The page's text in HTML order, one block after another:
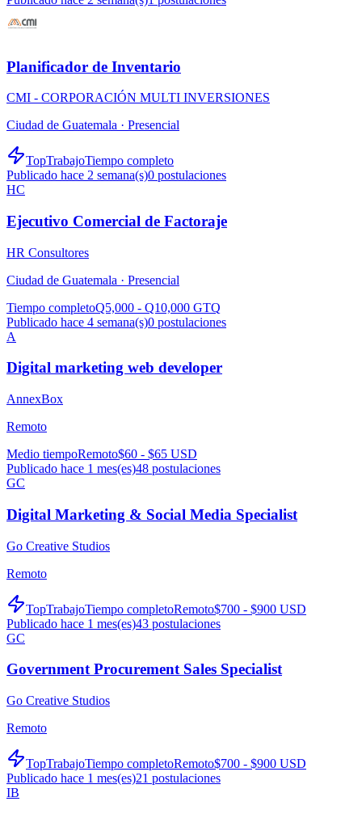
Planificador de Inventario
CMI - CORPORACIÓN MULTI INVERSIONES
Ciudad de Guatemala · Presencial
TopTrabajoTiempo completo
Publicado hace 2 semana(s)0 postulaciones
HC
Ejecutivo Comercial de Factoraje
HR Consultores
Ciudad de Guatemala · Presencial
Tiempo completoQ5,000 - Q10,000 GTQ
Publicado hace 4 semana(s)0 postulaciones
A
Digital marketing web developer
AnnexBox
Remoto
Medio tiempoRemoto$60 - $65 USD
Publicado hace 1 mes(es)48 postulaciones
GC
Digital Marketing & Social Media Specialist
Go Creative Studios
Remoto
TopTrabajoTiempo completoRemoto$700 - $900 USD
Publicado hace 1 mes(es)43 postulaciones
GC
Government Procurement Sales Specialist
Go Creative Studios
Remoto
TopTrabajoTiempo completoRemoto$700 - $900 USD
Publicado hace 1 mes(es)21 postulaciones
IB